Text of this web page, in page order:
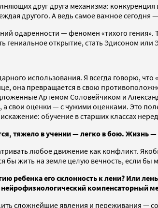
друг друга механизма:
другого. А ведь самое важное
одаренности — феномен «тихого
гениальное открытие, стать Эдисоном
использования. Я всегда говорю,
она превращается в свою
Артемом Соловейчиком и
а свои оценки — с чужими оценками. Это
обучение в старших классах
тяжело в учении — легко в бою. Жизнь —
любое движение как конфликт.
бы жить на земле целую вечность, если бы
ребенка его склонность к лени? Или
нейрофизиологический компенсаторный
сложнейшие явления и переживания —